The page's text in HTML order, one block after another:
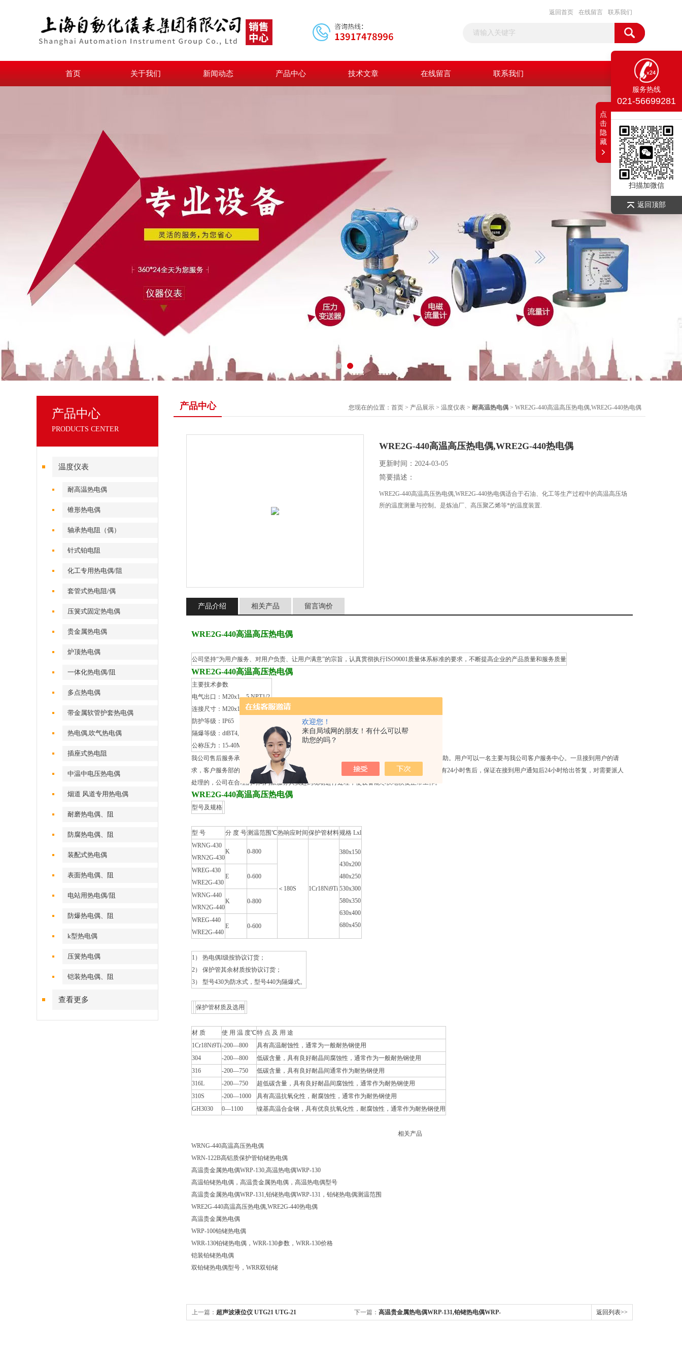
欢迎您！
来自局域网的朋友！有什么可以帮
助您的吗？
返回首页 在线留言 联系我们
首页 关于我们 新闻动态 产品中心 技术文章 在线留言 联系我们
产品中心
PRODUCTS CENTER
温度仪表
耐高温热电偶
锥形热电偶
轴承热电阻（偶）
针式铂电阻
化工专用热电偶/阻
套管式热电阻/偶
压簧式固定热电偶
贵金属热电偶
炉顶热电偶
一体化热电偶/阻
多点热电偶
带金属软管护套热电偶
热电偶,吹气热电偶
插座式热电阻
中温中电压热电偶
烟道 风道专用热电偶
耐磨热电偶、阻
防腐热电偶、阻
装配式热电偶
表面热电偶、阻
电站用热电偶/阻
防爆热电偶、阻
k型热电偶
压簧热电偶
铠装热电偶、阻
查看更多
产品中心 您现在的位置： 首页 > 产品展示 > 温度仪表 > 耐高温热电偶 > WRE2G-440高温高压热电偶,WRE2G-440热电偶
WRE2G-440高温高压热电偶,WRE2G-440热电偶
更新时间：2024-03-05
简要描述：
WRE2G-440高温高压热电偶,WRE2G-440热电偶适合于石油、化工等生产过程中的高温高压场
所的温度测量与控制。是炼油厂、高压聚乙烯等*的温度装置.
产品介绍 相关产品 留言询价
WRE2G-440高温高压热电偶
公司坚持“为用户服务、对用户负责、让用户满意”的宗旨，认真贯彻执行ISO9001质量体系标准的要求，不断提高企业的产品质量和服务质量
WRE2G-440高温高压热电偶
主要技术参数
电气出口：M20x1．5,NPT1/2
连接尺寸：M20x1．5, NPT1/2
防护等级：IP65
隔爆等级：d‖BT4, d‖CT5
公称压力：15-40MPa
我公司售后服务承诺： 用户使用我公司提供的产品时，如遇到任何问题，都可以得到支持与帮助。用户可以一名主要与我公司客户服务中心。一旦接到用户的请
求，客户服务部的专业工程师将在规定时间内通过解决或回答用户所提出的问题。另我公司设有24小时售后，保证在接到用户通知后24小时给出答复，对需要派人
处理的，公司在合理的时间内派服务人员赶到现场进行处理，使设备能尽快地恢复正常工作。
WRE2G-440高温高压热电偶
型号及规格
型 号 分 度 号测温范围℃热响应时间 保护管材料规格 Lxl
WRNG-430
WRN2G-430
K 0-800
＜180S 1Cr18Ni9Ti
380x150
430x200
480x250
530x300
580x350
630x400
680x450
WREG-430
WRE2G-430
E 0-600
WRNG-440
WRN2G-440
K 0-800
WREG-440
WRE2G-440
E 0-600
1） 热电偶I级按协议订货；
2） 保护管其余材质按协议订货；
3） 型号430为防水式，型号440为隔爆式。
保护管材质及选用
材 质 使 用 温 度℃特 点 及 用 途
1Cr18Ni9Ti-200—800
具有高温耐蚀性，通常为一般耐热钢使用
304
-200—800
低碳含量，具有良好耐晶间腐蚀性，通常作为一般耐热钢使用
316
-200—750
低碳含量，具有良好耐晶间通常作为耐热钢使用
316L
-200—750
超低碳含量，具有良好耐晶间腐蚀性，通常作为耐热钢使用
310S
-200—1000
具有高温抗氧化性，耐腐蚀性，通常作为耐热钢使用
GH3030
0—1100 镍基高温合金钢，具有优良抗氧化性，耐腐蚀性，通常作为耐热钢使用
相关产品
WRNG-440高温高压热电偶
WRN-122B高铝质保护管铂铑热电偶
高温贵金属热电偶WRP-130,高温热电偶WRP-130
高温铂铑热电偶，高温贵金属热电偶，高温热电偶型号
高温贵金属热电偶WRP-131,铂铑热电偶WRP-131，铂铑热电偶测温范围
WRE2G-440高温高压热电偶,WRE2G-440热电偶
高温贵金属热电偶
WRP-100铂铑热电偶
WRR-130铂铑热电偶，WRR-130参数，WRR-130价格
铠装铂铑热电偶
双铂铑热电偶型号，WRR双铂铑
上一篇： 超声波液位仪 UTG21 UTG-21 下一篇： 高温贵金属热电偶WRP-131,铂铑热电偶WRP- 返回列表>>
服务热线
021-56699281
扫描加微信
返回顶部
点
击
隐
藏